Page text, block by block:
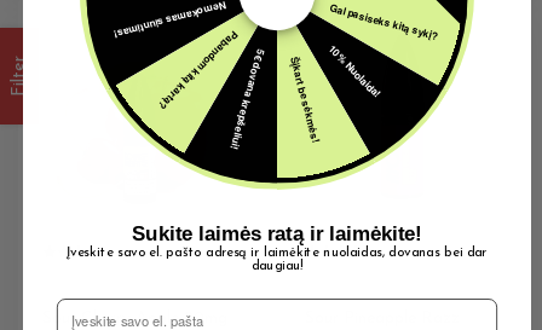
Filter
Sour Cherry Apple 20mg
Gal pasiseks kitą sykį?
10% Nuolaida!
Šįkart be sėkmės!
5€ dovana krepšeliui!
Pabandom kitą kartą?
Nemokamas siuntimas!
Sukite laimės ratą ir laimėkite!
Įveskite savo el. pašto adresą ir laimėkite nuolaidas, dovanas bei dar
daugiau!
El. Pašto adresas